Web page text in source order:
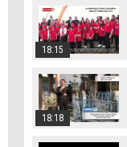
18:15
18:18